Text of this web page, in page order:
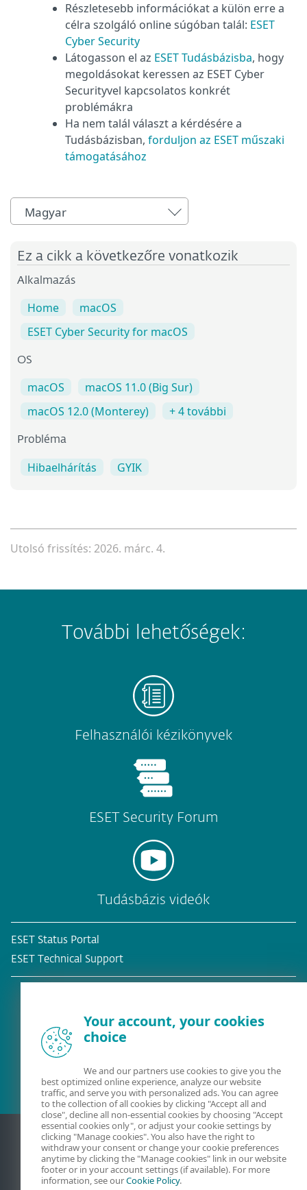
Részletesebb információkat a külön erre a
célra szolgáló online súgóban talál: ESET
Cyber Security
Látogasson el az ESET Tudásbázisba, hogy
megoldásokat keressen az ESET Cyber
Securityvel kapcsolatos konkrét
problémákra
Ha nem talál választ a kérdésére a
Tudásbázisban, forduljon az ESET műszaki
támogatásához
Magyar
Ez a cikk a következőre vonatkozik
Alkalmazás
Home
macOS
ESET Cyber Security for macOS
OS
macOS
macOS 11.0 (Big Sur)
macOS 12.0 (Monterey)
+ 4 további
Probléma
Hibaelhárítás GYIK
Utolsó frissítés: 2026. márc. 4.
További lehetőségek:
Felhasználói kézikönyvek
ESET Security Forum
Tudásbázis videók
ESET Status Portal
ESET Technical Support
Your account, your cookies
choice
We and our partners use cookies to give you the
best optimized online experience, analyze our website
traffic, and serve you with personalized ads. You can agree
to the collection of all cookies by clicking "Accept all and
close", decline all non-essential cookies by choosing "Accept
essential cookies only", or adjust your cookie settings by
clicking "Manage cookies". You also have the right to
withdraw your consent or change your cookie preferences
anytime by clicking the "Manage cookies" link in our website
footer or in your account settings (if available). For more
information, see ourCookie Policy.